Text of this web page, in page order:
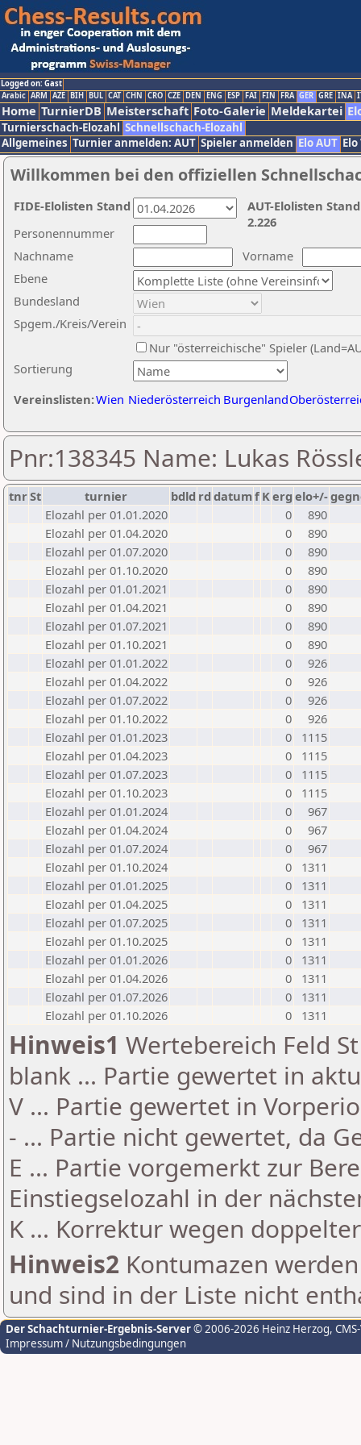
Logged on: Gast
Arabic ARM AZE BIH BUL CAT CHN CRO CZE DEN ENG ESP FAI FIN FRA GER GRE INA
Home TurnierDB Meisterschaft Foto-Galerie Meldekartei
Turnierschach-Elozahl Schnellschach-Elozahl
Allgemeines Turnier anmelden: AUT Spieler anmelden Elo AUT
Willkommen bei den offiziellen
Nachname
Vorname
Ebene
Sortierung
Personennummer
Bundesland
Spgem./Kreis/Verein
Nur "österreichische" Spieler
Vereinslisten:Wien Niederösterreich Burgenland
AUT-Elolisten
2.226
FIDE-Elolisten Stand
Pnr:138345 Name: Lukas
tnrSt turnier bdld rd datumf Kerg elo+/-
Elozahl per 01.01.2020
0
890
Elozahl per 01.04.2020
0
890
Elozahl per 01.07.2020
0
890
Elozahl per 01.10.2020
0
890
Elozahl per 01.01.2021
0
890
Elozahl per 01.04.2021
0
890
Elozahl per 01.07.2021
0
890
Elozahl per 01.10.2021
0
890
Elozahl per 01.01.2022
0
926
Elozahl per 01.04.2022
0
926
Elozahl per 01.07.2022
0
926
Elozahl per 01.10.2022
0
926
Elozahl per 01.01.2023
0
1115
Elozahl per 01.04.2023
0
1115
Elozahl per 01.07.2023
0
1115
Elozahl per 01.10.2023
0
1115
Elozahl per 01.01.2024
0
967
Elozahl per 01.04.2024
0
967
Elozahl per 01.07.2024
0
967
Elozahl per 01.10.2024
0
1311
Elozahl per 01.01.2025
0
1311
Elozahl per 01.04.2025
0
1311
Elozahl per 01.07.2025
0
1311
Elozahl per 01.10.2025
0
1311
Elozahl per 01.01.2026
0
1311
Elozahl per 01.04.2026
0
1311
Elozahl per 01.07.2026
0
1311
Elozahl per 01.10.2026
0 1311
Hinweis1 Wertebereich Feld
blank ... Partie gewertet in
V ... Partie gewertet in
- ... Partie nicht gewertet, da
E ... Partie vorgemerkt zur
Einstiegselozahl in der
K ... Korrektur wegen
Hinweis2 Kontumazen
und sind in der Liste nicht
Der Schachturnier-Ergebnis-Server© 2006-2026 Heinz Herzog,
Impressum / Nutzungsbedingungen